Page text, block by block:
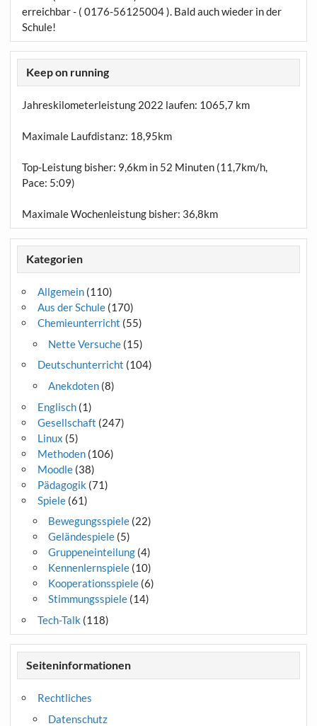
erreichbar - ( 0176-56125004 ). Bald auch wieder in der
Schule!
Keep on running
Jahreskilometerleistung 2022 laufen: 1065,7 km
Maximale Laufdistanz: 18,95km
Top-Leistung bisher: 9,6km in 52 Minuten (11,7km/h,
Pace: 5:09)
Maximale Wochenleistung bisher: 36,8km
Kategorien
Allgemein(110)
Aus der Schule(170)
Chemieunterricht (55)
Nette Versuche(15)
Deutschunterricht (104)
Anekdoten(8)
Englisch(1)
Gesellschaft (247)
Linux (5)
Methoden(106)
Moodle(38)
Pädagogik (71)
Spiele(61)
Bewegungsspiele(22)
Geländespiele(5)
Gruppeneinteilung(4)
Kennenlernspiele(10)
Kooperationsspiele(6)
Stimmungsspiele(14)
Tech-Talk (118)
Seiteninformationen
Rechtliches
Datenschutz